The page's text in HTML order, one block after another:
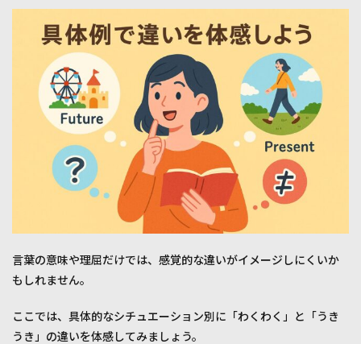
言葉の意味や理屈だけでは、感覚的な違いがイメージしにくいか
もしれません。
ここでは、具体的なシチュエーション別に「わくわく」と「うき
うき」の違いを体感してみましょう。